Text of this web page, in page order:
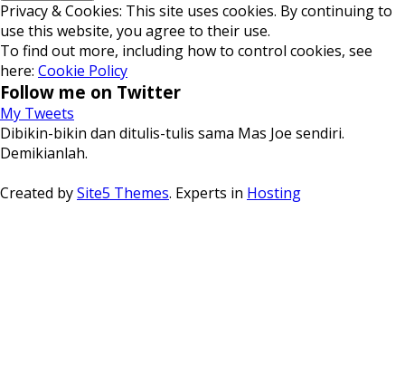
Privacy & Cookies: This site uses cookies. By continuing to
use this website, you agree to their use.
To find out more, including how to control cookies, see
here: Cookie Policy
Follow me on Twitter
My Tweets
Dibikin-bikin dan ditulis-tulis sama Mas Joe sendiri.
Demikianlah.
Created bySite5 Themes. Experts in Hosting